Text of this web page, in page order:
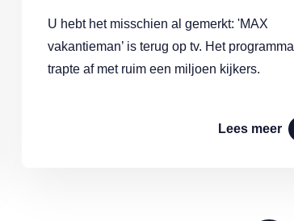
U hebt het misschien al gemerkt: 'MAX
vakantieman’ is terug op tv. Het programma
trapte af met ruim een miljoen kijkers.
Lees meer